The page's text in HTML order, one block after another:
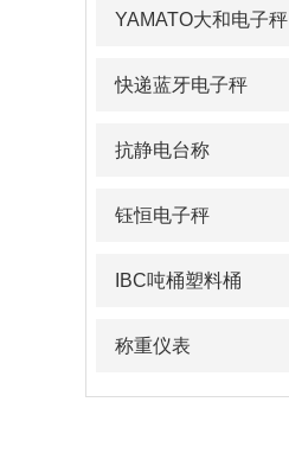
YAMATO大和电子秤
快递蓝牙电子秤
抗静电台称
钰恒电子秤
IBC吨桶塑料桶
称重仪表